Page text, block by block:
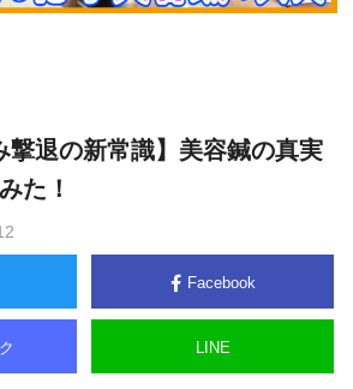
撃退の新常識】美容鍼の真実
た！
Facebook
LINE